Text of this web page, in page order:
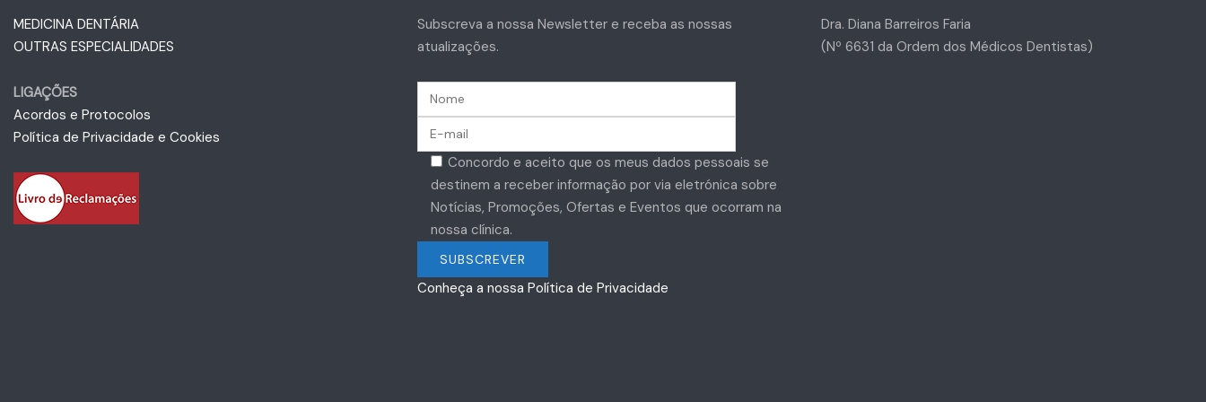
MEDICINA DENTÁRIA
OUTRAS ESPECIALIDADES
LIGAÇÕES
Acordos e Protocolos
Política de Privacidade e Cookies
Subscreva a nossa Newsletter e receba as nossas
atualizações.
Concordo e aceito que os meus dados pessoais se
destinem a receber informação por via eletrónica sobre
Notícias, Promoções, Ofertas e Eventos que ocorram na
nossa clínica.
Conheça a nossa Política de Privacidade
Dra. Diana Barreiros Faria
(Nº 6631 da Ordem dos Médicos Dentistas)